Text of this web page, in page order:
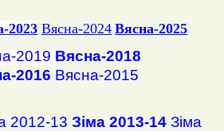
-2023 Вясна-2024 Вясна-2025
2019 Вясна-2018
2016 Вясна-2015
2012-13 Зіма 2013-14 Зіма